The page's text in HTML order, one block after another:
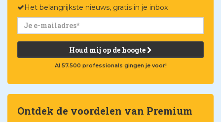
Het belangrijkste nieuws, gratis in je inbox
Houd mij op de hoogte
Al 57.500 professionals gingen je voor!
Ontdek de voordelen van Premium